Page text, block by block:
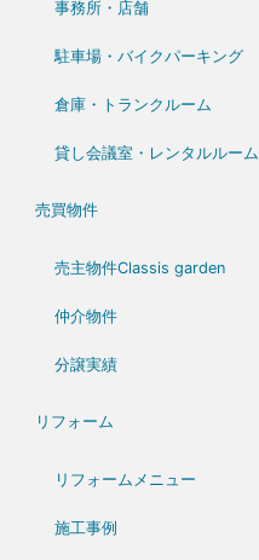
事務所・店舗
駐車場・バイクパーキング
倉庫・トランクルーム
貸し会議室・レンタルルーム
売買物件
売主物件Classis garden
仲介物件
分譲実績
リフォーム
リフォームメニュー
施工事例